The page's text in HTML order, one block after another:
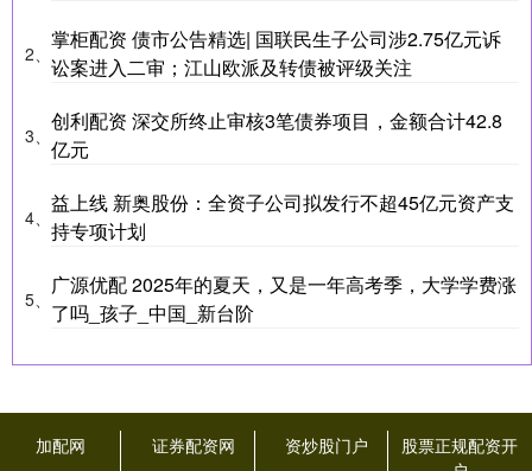
2、
掌柜配资 债市公告精选| 国联民生子公司涉2.75亿元诉
讼案进入二审；江山欧派及转债被评级关注
3、
创利配资 深交所终止审核3笔债券项目，金额合计42.8
亿元
4、
益上线 新奥股份：全资子公司拟发行不超45亿元资产支
持专项计划
5、
广源优配 2025年的夏天，又是一年高考季，大学学费涨
了吗_孩子_中国_新台阶
加配网 证券配资网 资炒股门户
股票正规配资开